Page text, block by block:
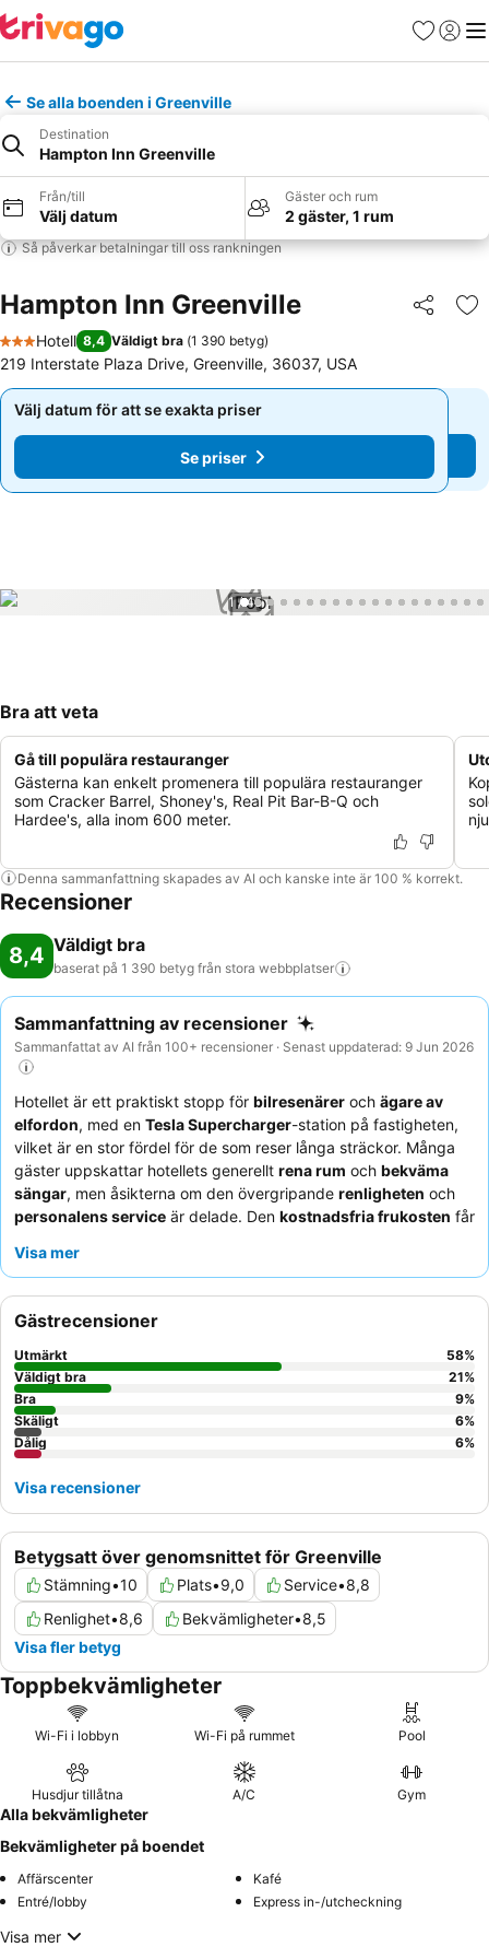
Favoriter
Logga
Se alla boenden i Greenville
Destination
Hampton Inn Greenville
Från/till
Välj datum
Gäster och rum
2 gäster, 1 rum
Så påverkar betalningar till oss rankningen
Hampton Inn Greenville Dela
3 Stjärnor
Hotell 8,4 Väldigt bra (1 390 betyg)
219 Interstate Plaza Drive, Greenville, 36037, USA
Välj datum för att se exakta priser
Se priser
Välj datum för att se exakta priser
Se priser
1 / 45
Bra att veta
Gå till populära restauranger
Gästerna kan enkelt promenera till populära restauranger
som Cracker Barrel, Shoney's, Real Pit Bar-B-Q och
Hardee's, alla inom 600 meter.
Denna sammanfattning skapades av AI och kanske inte är 100 % korrekt.
Recensioner
8,4 Väldigt bra
baserat på 1 390 betyg från stora webbplatser
Sammanfattning av recensioner
Sammanfattat av AI från 100+ recensioner · Senast uppdaterad: 9 Jun 2026
Hotellet är ett praktiskt stopp för bilresenärer och ägare av
elfordon, med en Tesla Supercharger-station på fastigheten,
vilket är en stor fördel för de som reser långa sträckor. Många
gäster uppskattar hotellets generellt rena rum och bekväma
sängar, men åsikterna om den övergripande renligheten och
personalens service är delade. Den kostnadsfria frukosten får
kritiserad för att den fylls på långsamt. Hotellets
gäster uttrycker missnöje över dolda avgifter och strikt
tillämpning. Förfamiljer
övernattning kan hotellets läge och bekvämligheter vara
tilltalande. För att säkerställa en smidigare upplevelse är det
lämpligt att bekräfta alla husdjursrelaterade avgifter i förväg
och överväga att begära ett rum bort från motorvägen för att
minimera potentiellt buller.
Visa mer
Betygsatt över genomsnittet för Greenville
Stämning•10 Plats•9,0 Service•8,8
Renlighet•8,6 Bekvämligheter•8,5
Visa fler betyg
Gästrecensioner
Utmärkt 58%
Väldigt bra
21%
Bra
9%
Skäligt
6%
Dålig
6%
Visa recensioner
Toppbekvämligheter
Wi-Fi i lobbyn Wi-Fi på rummet Pool
Husdjur tillåtna A/C Gym
Alla bekvämligheter
Bekvämligheter på boendet
Affärscenter
Kafé
Entré/lobby
Express in-/utcheckning
Visa mer